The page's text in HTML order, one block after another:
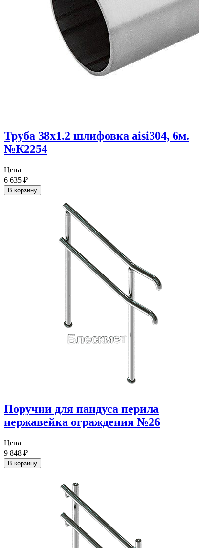
Труба 38х1.2 шлифовка aisi304, 6м.
№К2254
Цена
6 635 ₽
В корзину
Поручни для пандуса перила
нержавейка ограждения №26
Цена
9 848 ₽
В корзину